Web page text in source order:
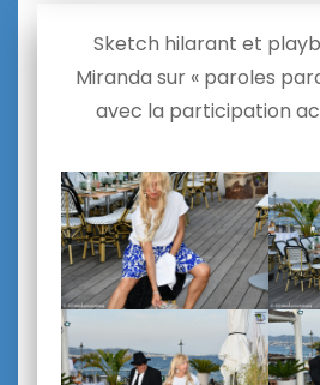
Sketch hilarant et
Miranda sur « paroles
avec la participation